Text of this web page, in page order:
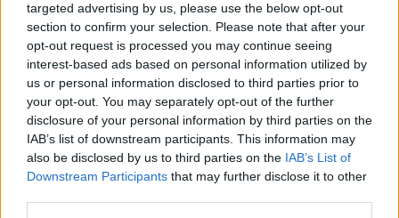
targeted advertising by us, please use the below opt-out
section to confirm your selection. Please note that after your
opt-out request is processed you may continue seeing
interest-based ads based on personal information utilized by
us or personal information disclosed to third parties prior to
your opt-out. You may separately opt-out of the further
disclosure of your personal information by third parties on the
IAB’s list of downstream participants. This information may
also be disclosed by us to third parties on the IAB’s List of
Downstream Participants that may further disclose it to other
Co brzmi w trzcinie?— Historia jażdża
Jak czytać metaforę kagańca
— Jeszcze o
przymiotnikukagańcowy
Muszkieterzy o kowbojach— Forma
czasownika a podmiot szeregowy zkażdy
Przy dźwiękach kilkulut…
— Lutnia w
dopełniaczu liczby mnogiej